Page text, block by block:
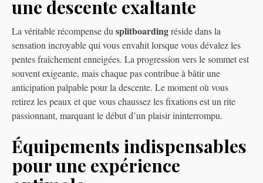
une descente exaltante
La véritable récompense dusplitboardingréside dans la
sensation incroyable qui vous envahit lorsque vous dévalez les
pentes fraîchement enneigées. La progression vers le sommet est
souvent exigeante, mais chaque pas contribue à bâtir une
anticipation palpable pour la descente. Le moment où vous
retirez les peaux et que vous chaussez les fixations est un rite
passionnant, marquant le début d’un plaisir ininterrompu.
Équipements indispensables
pour une expérience